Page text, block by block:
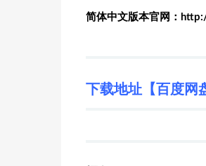
简体中文版本官网：
下载地址【百度